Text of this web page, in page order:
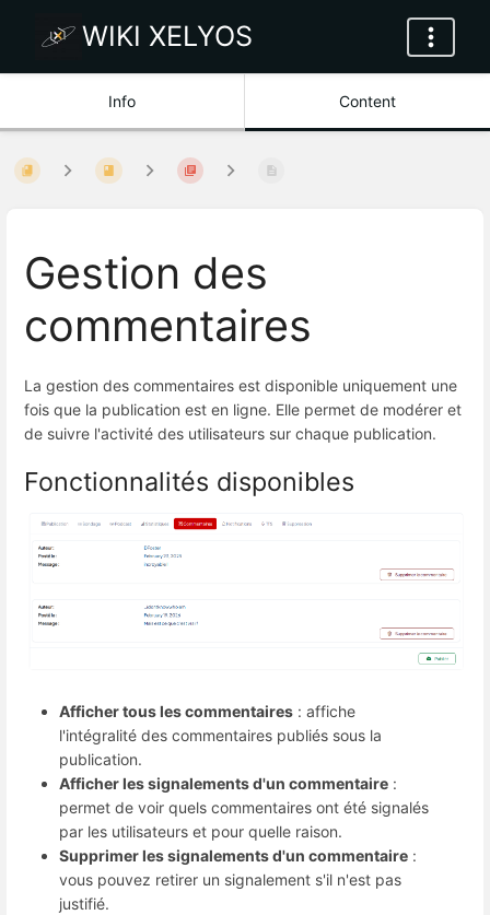
WIKI XELYOS
Info Content
Gestion des
commentaires
La gestion des commentaires est disponible uniquement une
fois que la publication est en ligne. Elle permet de modérer et
de suivre l'activité des utilisateurs sur chaque publication.
Fonctionnalités disponibles
Afficher tous les commentaires : affiche
l'intégralité des commentaires publiés sous la
publication.
Afficher les signalements d'un commentaire :
permet de voir quels commentaires ont été signalés
par les utilisateurs et pour quelle raison.
Supprimer les signalements d'un commentaire :
vous pouvez retirer un signalement s'il n'est pas
justifié.